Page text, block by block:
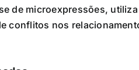
de microexpressões,
conflitos nos